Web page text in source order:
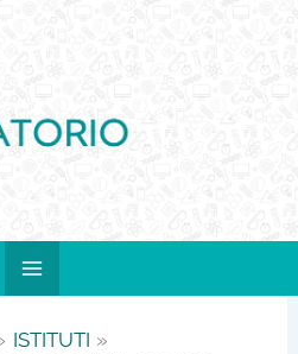
ISTITUTI